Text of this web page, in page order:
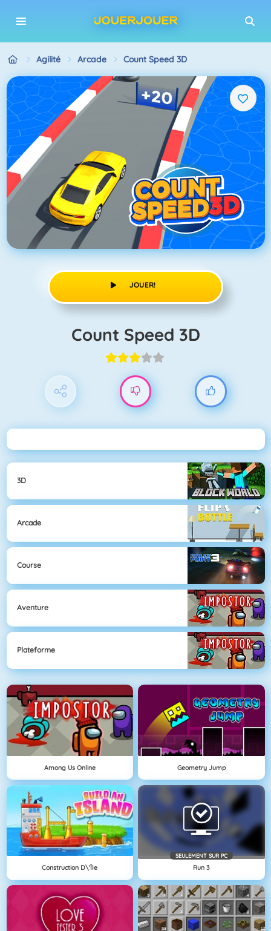
Agilité Arcade Count Speed 3D
JOUER!
Count Speed 3D
3D
Arcade
Course
Aventure
Plateforme
Among Us Online Geometry Jump
Construction D\'île
SEULEMENT SUR PC
Run 3